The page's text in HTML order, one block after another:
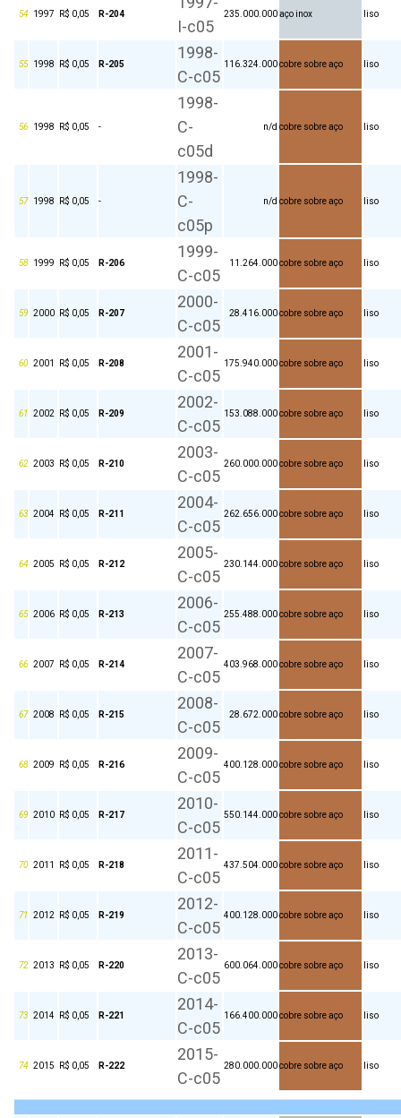
54 1997 R$ 0,05 R-204
I-c05
235.000.000aço inox liso
55 1998 R$ 0,05 R-205
1998-
C-c05
116.324.000cobre sobre aço liso
56 1998 R$ 0,05 -
1998-
C-
c05d
n/d cobre sobre aço liso
57 1998 R$ 0,05 -
1998-
C-
c05p
n/d cobre sobre aço liso
58 1999 R$ 0,05 R-206
1999-
C-c05
11.264.000cobre sobre aço liso
59 2000 R$ 0,05 R-207
2000-
C-c05
28.416.000cobre sobre aço liso
60 2001 R$ 0,05 R-208
2001-
C-c05
175.940.000cobre sobre aço liso
61 2002 R$ 0,05 R-209
2002-
C-c05
153.088.000cobre sobre aço liso
62 2003 R$ 0,05 R-210
2003-
C-c05
260.000.000cobre sobre aço liso
63 2004 R$ 0,05 R-211
2004-
C-c05
262.656.000cobre sobre aço liso
64 2005 R$ 0,05 R-212
2005-
C-c05
230.144.000cobre sobre aço liso
65 2006 R$ 0,05 R-213
2006-
C-c05
255.488.000cobre sobre aço liso
66 2007 R$ 0,05 R-214
2007-
C-c05
403.968.000cobre sobre aço liso
67 2008 R$ 0,05 R-215
2008-
C-c05
28.672.000cobre sobre aço liso
68 2009 R$ 0,05 R-216
2009-
C-c05
400.128.000cobre sobre aço liso
69 2010 R$ 0,05 R-217
2010-
C-c05
550.144.000cobre sobre aço liso
70 2011 R$ 0,05 R-218
2011-
C-c05
437.504.000cobre sobre aço liso
71 2012 R$ 0,05 R-219
2012-
C-c05
400.128.000cobre sobre aço liso
72 2013 R$ 0,05 R-220
2013-
C-c05
600.064.000cobre sobre aço liso
73 2014 R$ 0,05 R-221
2014-
C-c05
166.400.000cobre sobre aço liso
74 2015 R$ 0,05 R-222
2015-
C-c05
280.000.000cobre sobre aço liso